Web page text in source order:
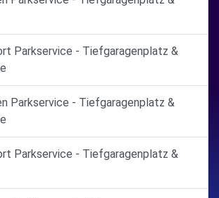
Parkservice - Tiefgaragenplatz &
Parkservice - Tiefgaragenplatz &
Parkservice - Tiefgaragenplatz &